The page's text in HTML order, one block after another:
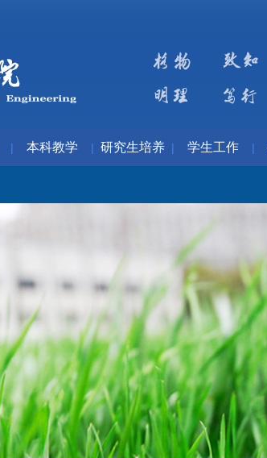
| 本科教学 | 研究生培养 | 学生工作 |